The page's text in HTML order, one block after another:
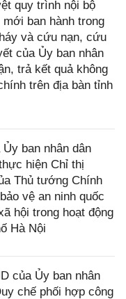
quy trình nội bộ
ban hành trong
và cứu nạn, cứu
của Ủy ban nhân
trả kết quả không
trên địa bàn tỉnh
ban nhân dân
hiện Chỉ thị
Thủ tướng Chính
vệ an ninh quốc
hội trong hoạt động
Hà Nội
của Ủy ban nhân
chế phối hợp công